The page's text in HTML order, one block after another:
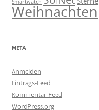
Smartwatch
Weihnachten
META
Anmelden
Eintrags-Feed
Kommentar-Feed
WordPress.org